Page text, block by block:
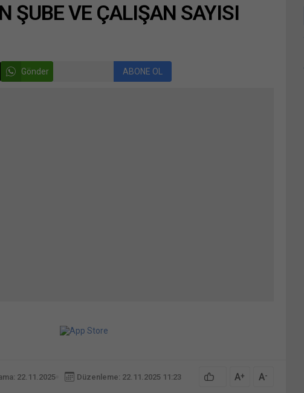
ŞUBE VE ÇALIŞAN SAYISI
Gönder ABONE OL
22.11.2025 Düzenleme: 22.11.2025 11:23 A+ A-